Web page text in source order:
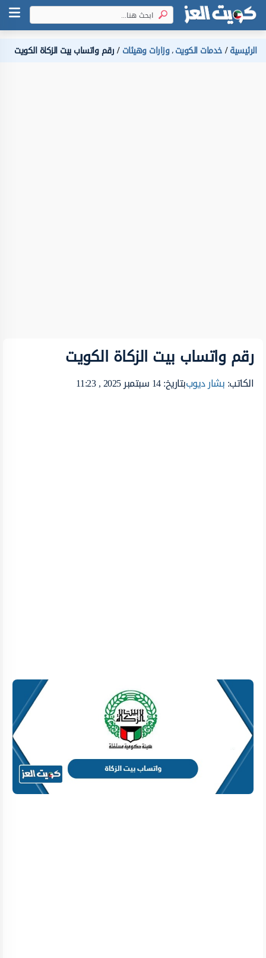
الرئيسية خدمات الكويت،وزارات وهيئات رقم واتساب بيت الزكاة الكويت
رقم واتساب بيت الزكاة الكويت
الكاتب:بشار ديوببتاريخ: 14 سبتمبر 2025 , 11:23